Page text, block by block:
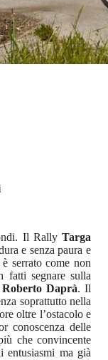
Il Rally Targa
e senza paura e
serrato come non
fatti segnare sulla
Roberto Daprà. Il
soprattutto nella
oltre l’ostacolo e
conoscenza delle
che convincente
entusiasmi ma già